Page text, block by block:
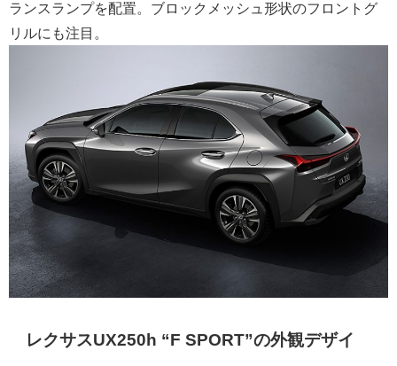
ランスランプを配置。ブロックメッシュ形状のフロントグ
リルにも注目。
レクサスUX250h “F SPORT”の外観デザイ